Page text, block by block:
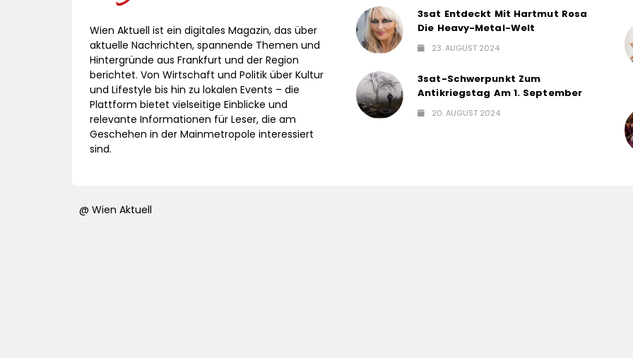
Wien Aktuell ist ein digitales Magazin, das über
aktuelle Nachrichten, spannende Themen und
Hintergründe aus Frankfurt und der Region
berichtet. Von Wirtschaft und Politik über Kultur
und Lifestyle bis hin zu lokalen Events – die
Plattform bietet vielseitige Einblicke und
relevante Informationen für Leser, die am
Geschehen in der Mainmetropole interessiert
sind.
3sat Entdeckt Mit Hartmut Rosa
Die Heavy-Metal-Welt
23. AUGUST 2024
3sat-Schwerpunkt Zum
Antikriegstag Am 1. September
20. AUGUST 2024
@ Wien Aktuell